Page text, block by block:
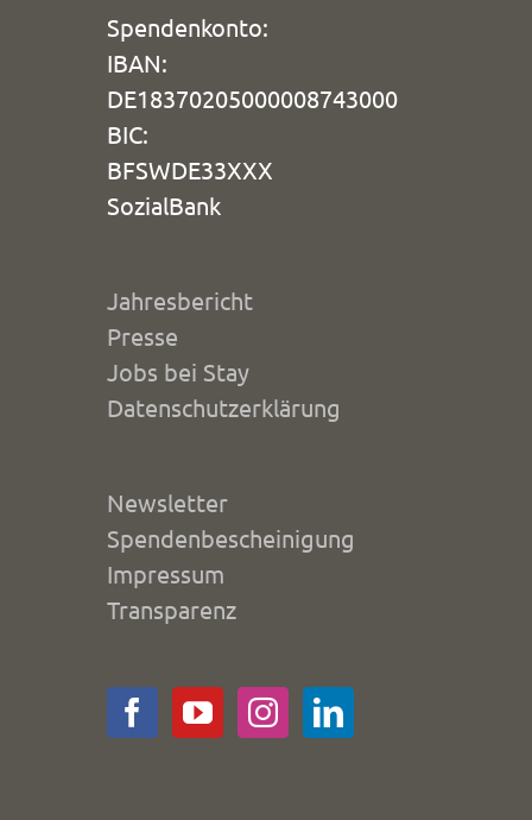
Spendenkonto:
IBAN:
DE18370205000008743000
BIC:
BFSWDE33XXX
SozialBank
Jahresbericht
Presse
Jobs bei Stay
Datenschutzerklärung
Newsletter
Spendenbescheinigung
Impressum
Transparenz